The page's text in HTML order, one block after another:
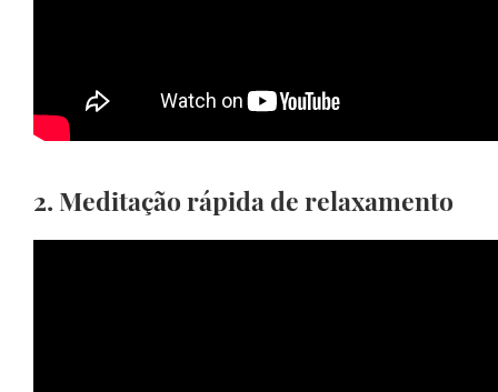
2. Meditação rápida de relaxamento